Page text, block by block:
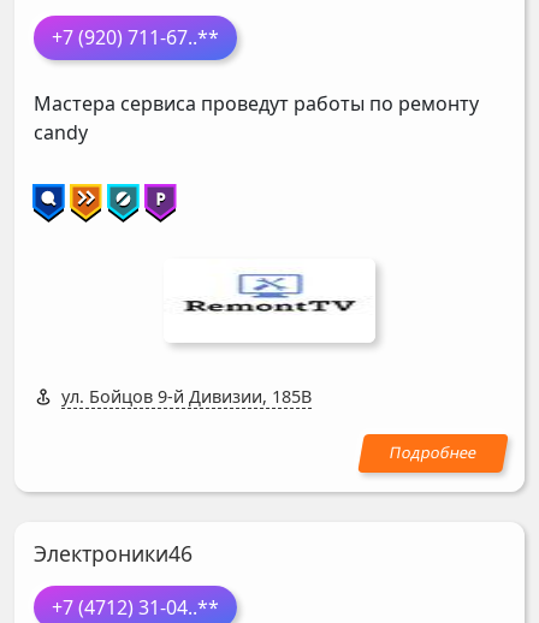
+7 (920) 711-67..**
Мастера сервиса проведут работы по ремонту
candy
ул. Бойцов 9-й Дивизии, 185В
Электроники46
+7 (4712) 31-04..**